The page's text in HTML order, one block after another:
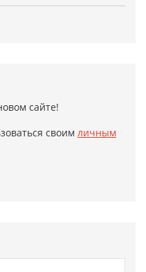
сайте!
своим личным